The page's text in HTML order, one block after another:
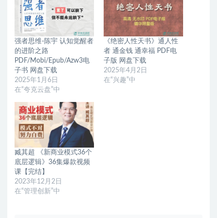
强者思维-陈宇 认知觉醒者
的进阶之路
PDF/Mobi/Epub/Azw3电
子书 网盘下载
2025年1月6日
在“夸克云盘”中
《绝密人性天书》通人性
者 通金钱 通幸福 PDF电
子版 网盘下载
2025年4月2日
在“兴趣”中
臧其超 《新商业模式36个
底层逻辑》36集爆款视频
课【完结】
2023年12月2日
在“管理创新”中